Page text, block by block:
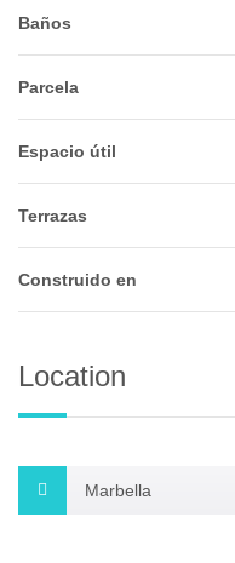
Baños
Parcela
Espacio útil
Terrazas
Construido en
Location
Marbella